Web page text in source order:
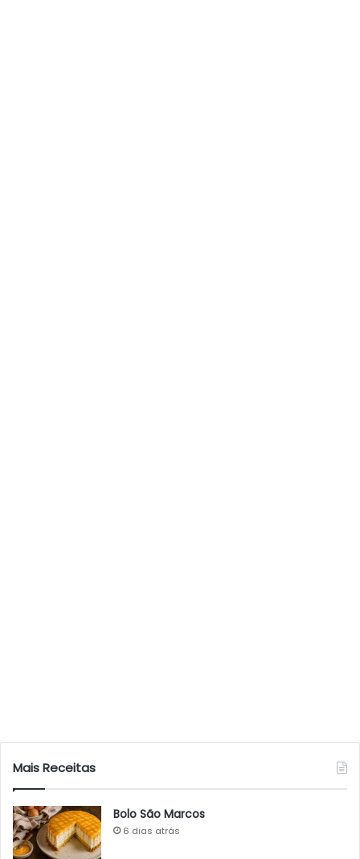
Mais Receitas
Bolo São Marcos
6 dias atrás